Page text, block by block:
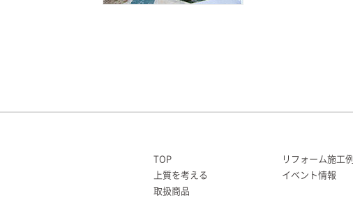
TOP
上質を考える
取扱商品
リフォーム施工例
イベント情報